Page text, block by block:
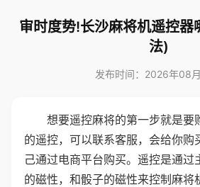
审时度势!长沙麻将机遥控器
法)
发布时间：2026年08
想要遥控麻将的第一步就是要
的遥控，可以联系客服，会给你购
己通过电商平台购买。遥控是通过
的磁性，和骰子的磁性来控制麻将